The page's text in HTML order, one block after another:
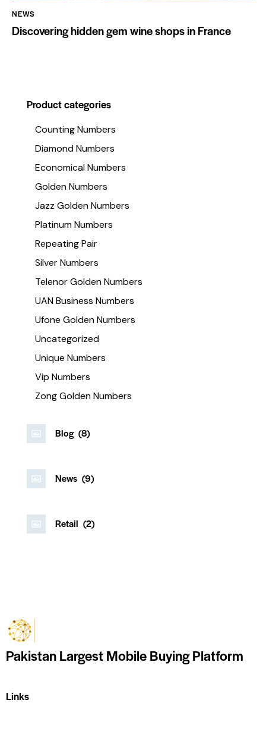
NEWS
Discovering hidden gem wine shops in France
Product categories
Counting Numbers
Diamond Numbers
Economical Numbers
Golden Numbers
Jazz Golden Numbers
Platinum Numbers
Repeating Pair
Silver Numbers
Telenor Golden Numbers
UAN Business Numbers
Ufone Golden Numbers
Uncategorized
Unique Numbers
Vip Numbers
Zong Golden Numbers
Blog (8)
News (9)
Retail (2)
Pakistan Largest Mobile Buying Platform
Links